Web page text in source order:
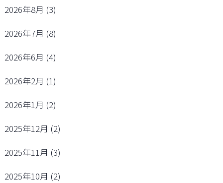
2026年8月 (3)
2026年7月 (8)
2026年6月 (4)
2026年2月 (1)
2026年1月 (2)
2025年12月 (2)
2025年11月 (3)
2025年10月 (2)